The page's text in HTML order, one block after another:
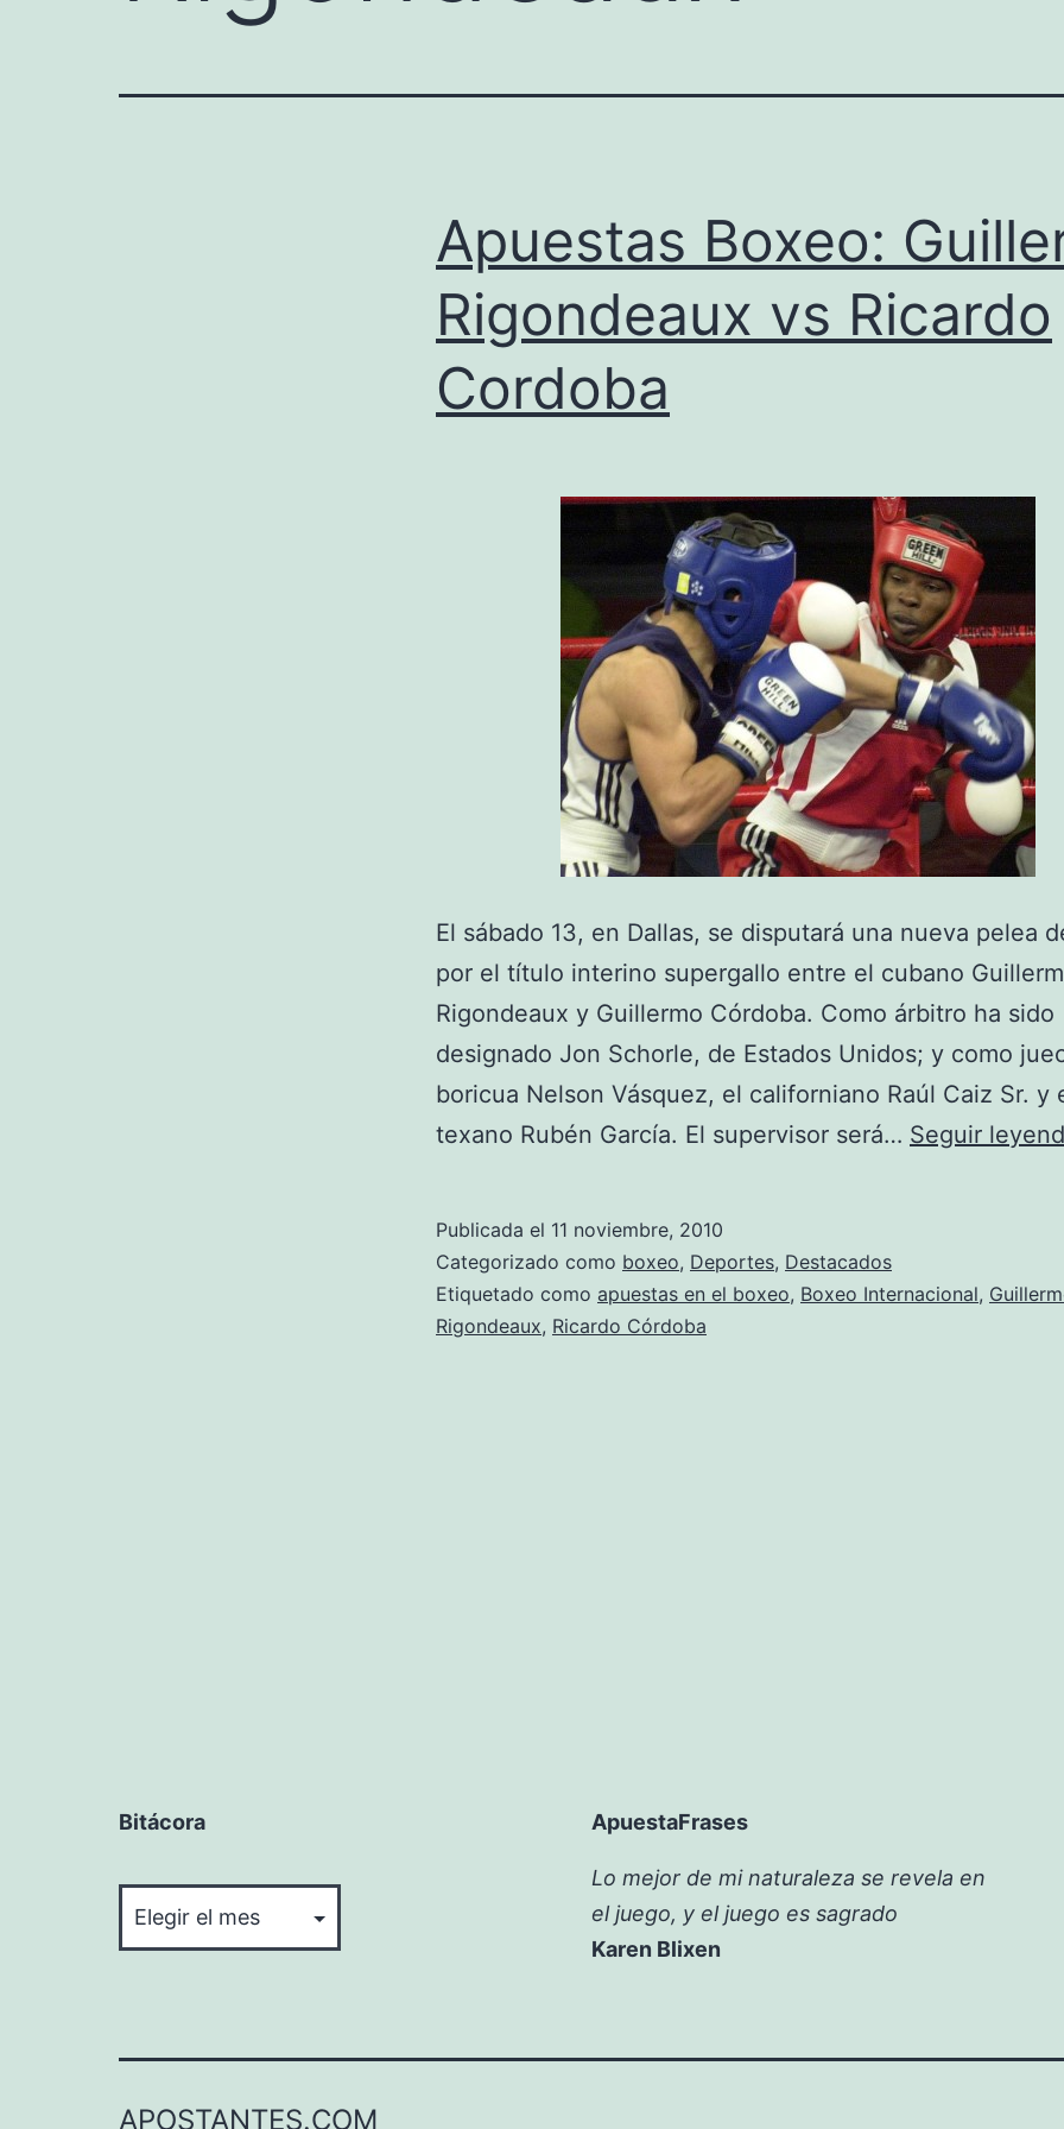
Apuestas Boxeo:
Rigondeaux vs Ricardo
Cordoba
El sábado 13, en Dallas, se disputará una nueva pelea
por el título interino supergallo entre el cubano
Rigondeaux y Guillermo Córdoba. Como árbitro ha sido
designado Jon Schorle, de Estados Unidos; y como
boricua Nelson Vásquez, el californiano Raúl Caiz Sr. y
texano Rubén García. El supervisor será… Seguir
Publicada el 11 noviembre, 2010
Categorizado como boxeo, Deportes, Destacados
Etiquetado como apuestas en el boxeo, Boxeo Internacional,
Rigondeaux, Ricardo Córdoba
Bitácora ApuestaFrases
Lo mejor de mi naturaleza se revela en
el juego, y el juego es sagrado
Karen Blixen
APOSTANTES.COM